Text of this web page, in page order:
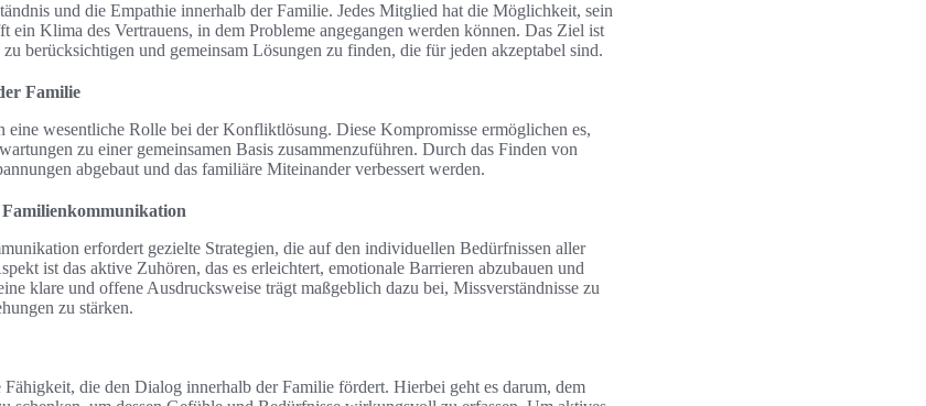
und die Empathie innerhalb der Familie. Jedes Mitglied hat die Möglichkeit, sein
ein Klima des Vertrauens, in dem Probleme angegangen werden können. Das Ziel ist
berücksichtigen und gemeinsam Lösungen zu finden, die für jeden akzeptabel sind.
Familie
eine wesentliche Rolle bei der Konfliktlösung. Diese Kompromisse ermöglichen es,
zu einer gemeinsamen Basis zusammenzuführen. Durch das Finden von
abgebaut und das familiäre Miteinander verbessert werden.
erfordert gezielte Strategien, die auf den individuellen Bedürfnissen aller
ist das aktive Zuhören, das es erleichtert, emotionale Barrieren abzubauen und
klare und offene Ausdrucksweise trägt maßgeblich dazu bei, Missverständnisse zu
zu stärken.
die den Dialog innerhalb der Familie fördert. Hierbei geht es darum, dem